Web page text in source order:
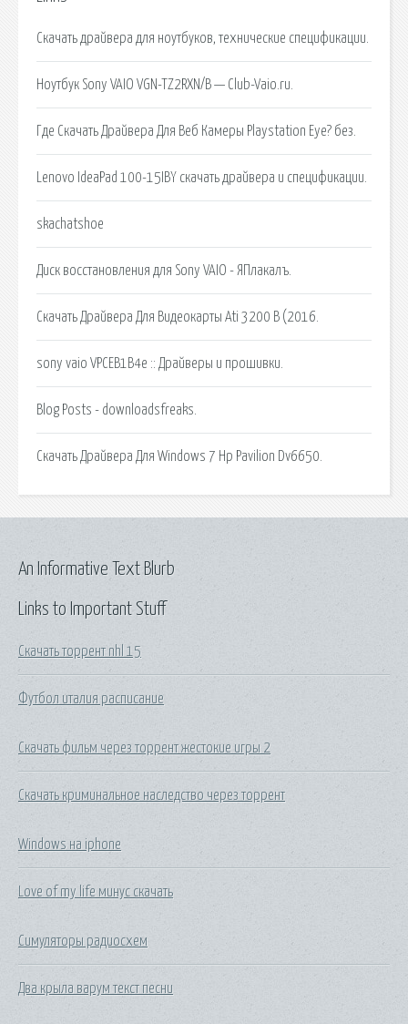
Скачать драйвера для ноутбуков, технические спецификации.
Ноутбук Sony VAIO VGN-TZ2RXN/B — Club-Vaio.ru.
Где Скачать Драйвера Для Веб Камеры Playstation Eye? без.
Lenovo IdeaPad 100-15IBY скачать драйвера и спецификации.
skachatshoe
Диск восстановления для Sony VAIO - ЯПлакалъ.
Скачать Драйвера Для Видеокарты Ati 3200 В (2016.
sony vaio VPCEB1B4e :: Драйверы и прошивки.
Blog Posts - downloadsfreaks.
Скачать Драйвера Для Windows 7 Hp Pavilion Dv6650.
Links to Important Stuff
Скачать торрент nhl 15
Футбол италия расписание
Скачать фильм через торрент жестокие игры 2
Скачать криминальное наследство через торрент
Windows на iphone
Love of my life минус скачать
Симуляторы радиосхем
Два крыла варум текст песни
An Informative Text Blurb